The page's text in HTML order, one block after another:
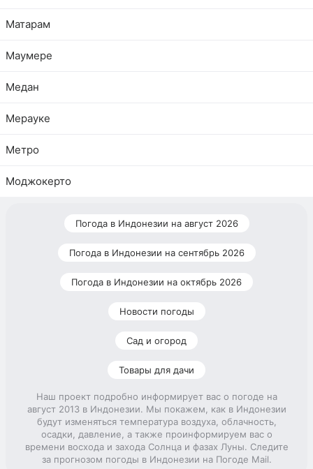
Матарам
Маумере
Медан
Мерауке
Метро
Моджокерто
Погода в Индонезии на август 2026
Погода в Индонезии на сентябрь 2026
Погода в Индонезии на октябрь 2026
Новости погоды
Сад и огород
Товары для дачи
Наш проект подробно информирует вас о погоде на
август 2013 в Индонезии. Мы покажем, как в Индонезии
будут изменяться температура воздуха, облачность,
осадки, давление, а также проинформируем вас о
времени восхода и захода Солнца и фазах Луны. Следите
за прогнозом погоды в Индонезии на Погоде Mail.